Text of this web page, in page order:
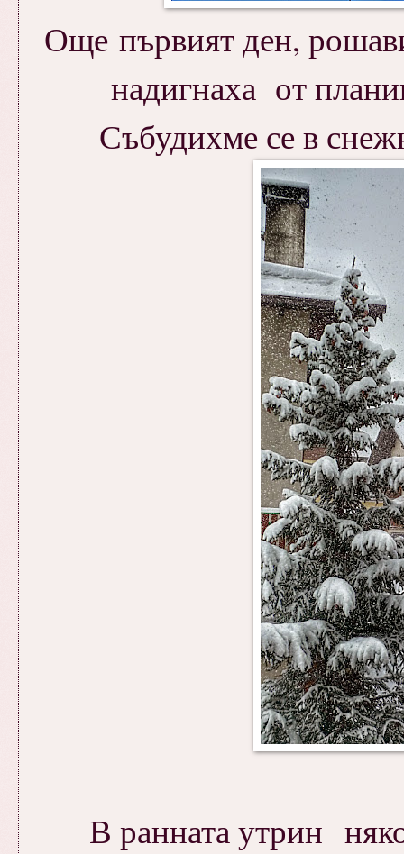
Още първият ден,
надигнаха от
Събудихме се в
В ранната утрин